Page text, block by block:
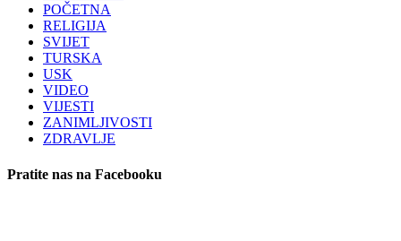
POČETNA
RELIGIJA
SVIJET
TURSKA
USK
VIDEO
VIJESTI
ZANIMLJIVOSTI
ZDRAVLJE
Pratite nas na Facebooku